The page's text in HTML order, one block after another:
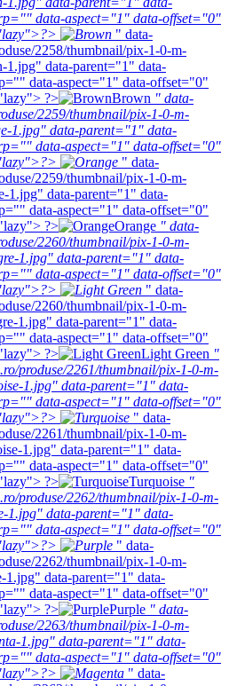
data-aspect="1" data-offset="0"
" data-
2258/thumbnail/pix-1-0-m-
1.jpg" data-parent="1" data-
data-aspect="1" data-offset="0"
?>
Brown " data-
2259/thumbnail/pix-1-0-m-
1.jpg" data-parent="1" data-
data-aspect="1" data-offset="0"
" data-
2259/thumbnail/pix-1-0-m-
1.jpg" data-parent="1" data-
data-aspect="1" data-offset="0"
?>
Orange " data-
2260/thumbnail/pix-1-0-m-
1.jpg" data-parent="1" data-
data-aspect="1" data-offset="0"
" data-
2260/thumbnail/pix-1-0-m-
1.jpg" data-parent="1" data-
data-aspect="1" data-offset="0"
?>
Light Green "
produse/2261/thumbnail/pix-1-0-m-
1.jpg" data-parent="1" data-
data-aspect="1" data-offset="0"
" data-
2261/thumbnail/pix-1-0-m-
1.jpg" data-parent="1" data-
data-aspect="1" data-offset="0"
?>
Turquoise "
produse/2262/thumbnail/pix-1-0-m-
1.jpg" data-parent="1" data-
data-aspect="1" data-offset="0"
" data-
2262/thumbnail/pix-1-0-m-
1.jpg" data-parent="1" data-
data-aspect="1" data-offset="0"
?>
Purple " data-
2263/thumbnail/pix-1-0-m-
1.jpg" data-parent="1" data-
data-aspect="1" data-offset="0"
" data-